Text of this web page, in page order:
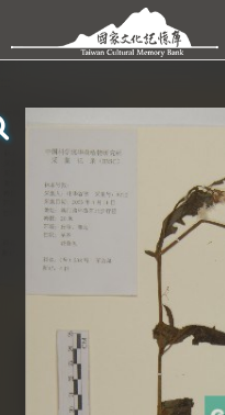
跳到主要內容區塊